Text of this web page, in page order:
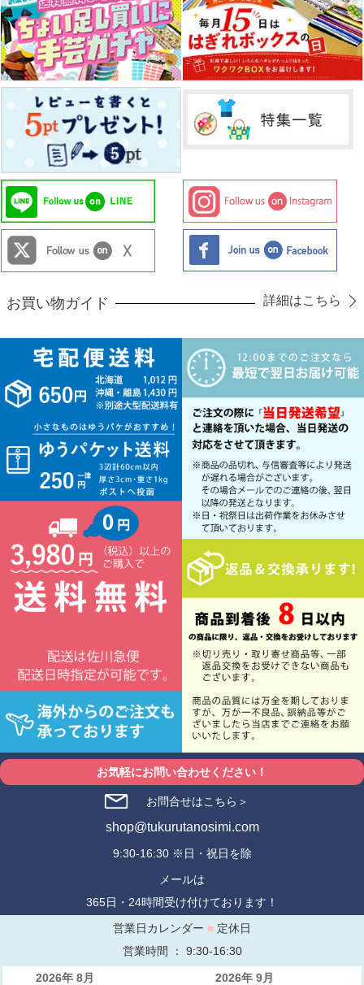
お買い物ガイド 詳細はこちら
お気軽にお問い合わせください！
お問合せはこちら＞
shop@tukurutanosimi.com
9:30-16:30 ※日・祝日を除
メールは
365日・24時間受け付けております！
営業日カレンダー ■ 定休日
営業時間 ： 9:30-16:30
2026年 8月 2026年 9月